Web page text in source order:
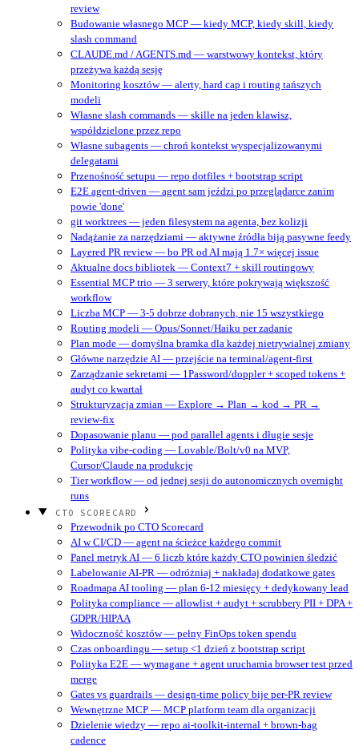
review
Budowanie własnego MCP — kiedy MCP, kiedy skill, kiedy
slash command
CLAUDE.md / AGENTS.md — warstwowy kontekst, który
przeżywa każdą sesję
Monitoring kosztów — alerty, hard cap i routing tańszych
modeli
Własne slash commands — skille na jeden klawisz,
współdzielone przez repo
Własne subagents — chroń kontekst wyspecjalizowanymi
delegatami
Przenośność setupu — repo dotfiles + bootstrap script
E2E agent-driven — agent sam jeździ po przeglądarce zanim
powie 'done'
git worktrees — jeden filesystem na agenta, bez kolizji
Nadążanie za narzędziami — aktywne źródła biją pasywne feedy
Layered PR review — bo PR od AI mają 1.7× więcej issue
Aktualne docs bibliotek — Context7 + skill routingowy
Essential MCP trio — 3 serwery, które pokrywają większość
workflow
Liczba MCP — 3-5 dobrze dobranych, nie 15 wszystkiego
Routing modeli — Opus/Sonnet/Haiku per zadanie
Plan mode — domyślna bramka dla każdej nietrywialnej zmiany
Główne narzędzie AI — przejście na terminal/agent‑first
Zarządzanie sekretami — 1Password/doppler + scoped tokens +
audyt co kwartał
Strukturyzacja zmian — Explore → Plan → kod → PR →
review-fix
Dopasowanie planu — pod parallel agents i długie sesje
Polityka vibe-coding — Lovable/Bolt/v0 na MVP,
Cursor/Claude na produkcję
Tier workflow — od jednej sesji do autonomicznych overnight
runs
CTO SCORECARD
Przewodnik po CTO Scorecard
AI w CI/CD — agent na ścieżce każdego commit
Panel metryk AI — 6 liczb które każdy CTO powinien śledzić
Labelowanie AI-PR — odróżniaj + nakładaj dodatkowe gates
Roadmapa AI tooling — plan 6-12 miesięcy + dedykowany lead
Polityka compliance — allowlist + audyt + scrubbery PII + DPA +
GDPR/HIPAA
Widoczność kosztów — pełny FinOps token spendu
Czas onboardingu — setup <1 dzień z bootstrap script
Polityka E2E — wymagane + agent uruchamia browser test przed
merge
Gates vs guardrails — design-time policy bije per-PR review
Wewnętrzne MCP — MCP platform team dla organizacji
Dzielenie wiedzy — repo ai-toolkit-internal + brown-bag
cadence